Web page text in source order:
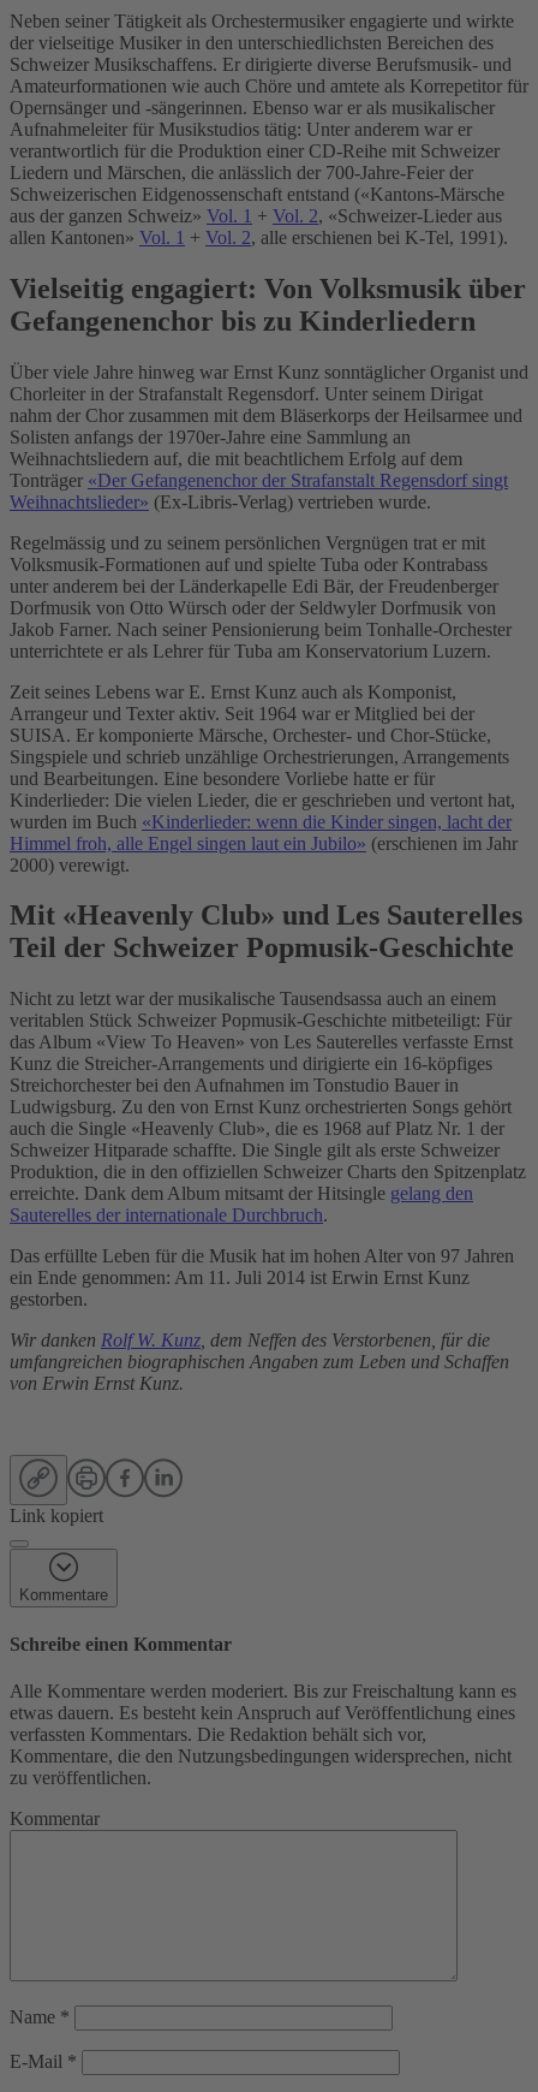
Neben seiner Tätigkeit als Orchestermusiker engagierte und wirkte
der vielseitige Musiker in den unterschiedlichsten Bereichen des
Schweizer Musikschaffens. Er dirigierte diverse Berufsmusik- und
Amateurformationen wie auch Chöre und amtete als Korrepetitor für
Opernsänger und -sängerinnen. Ebenso war er als musikalischer
Aufnahmeleiter für Musikstudios tätig: Unter anderem war er
verantwortlich für die Produktion einer CD-Reihe mit Schweizer
Liedern und Märschen, die anlässlich der 700-Jahre-Feier der
Schweizerischen Eidgenossenschaft entstand («Kantons-Märsche
aus der ganzen Schweiz» Vol. 1 + Vol. 2, «Schweizer-Lieder aus
allen Kantonen» Vol. 1 + Vol. 2, alle erschienen bei K-Tel, 1991).
Vielseitig engagiert: Von Volksmusik über
Gefangenenchor bis zu Kinderliedern
Über viele Jahre hinweg war Ernst Kunz sonntäglicher Organist und
Chorleiter in der Strafanstalt Regensdorf. Unter seinem Dirigat
nahm der Chor zusammen mit dem Bläserkorps der Heilsarmee und
Solisten anfangs der 1970er-Jahre eine Sammlung an
Weihnachtsliedern auf, die mit beachtlichem Erfolg auf dem
Tonträger «Der Gefangenenchor der Strafanstalt Regensdorf singt
Weihnachtslieder» (Ex-Libris-Verlag) vertrieben wurde.
Regelmässig und zu seinem persönlichen Vergnügen trat er mit
Volksmusik-Formationen auf und spielte Tuba oder Kontrabass
unter anderem bei der Länderkapelle Edi Bär, der Freudenberger
Dorfmusik von Otto Würsch oder der Seldwyler Dorfmusik von
Jakob Farner. Nach seiner Pensionierung beim Tonhalle-Orchester
unterrichtete er als Lehrer für Tuba am Konservatorium Luzern.
Zeit seines Lebens war E. Ernst Kunz auch als Komponist,
Arrangeur und Texter aktiv. Seit 1964 war er Mitglied bei der
SUISA. Er komponierte Märsche, Orchester- und Chor-Stücke,
Singspiele und schrieb unzählige Orchestrierungen, Arrangements
und Bearbeitungen. Eine besondere Vorliebe hatte er für
Kinderlieder: Die vielen Lieder, die er geschrieben und vertont hat,
wurden im Buch «Kinderlieder: wenn die Kinder singen, lacht der
Himmel froh, alle Engel singen laut ein Jubilo» (erschienen im Jahr
2000) verewigt.
Mit «Heavenly Club» und Les Sauterelles
Teil der Schweizer Popmusik-Geschichte
Nicht zu letzt war der musikalische Tausendsassa auch an einem
veritablen Stück Schweizer Popmusik-Geschichte mitbeteiligt: Für
das Album «View To Heaven» von Les Sauterelles verfasste Ernst
Kunz die Streicher-Arrangements und dirigierte ein 16-köpfiges
Streichorchester bei den Aufnahmen im Tonstudio Bauer in
Ludwigsburg. Zu den von Ernst Kunz orchestrierten Songs gehört
auch die Single «Heavenly Club», die es 1968 auf Platz Nr. 1 der
Schweizer Hitparade schaffte. Die Single gilt als erste Schweizer
Produktion, die in den offiziellen Schweizer Charts den Spitzenplatz
erreichte. Dank dem Album mitsamt der Hitsingle gelang den
Sauterelles der internationale Durchbruch.
Das erfüllte Leben für die Musik hat im hohen Alter von 97 Jahren
ein Ende genommen: Am 11. Juli 2014 ist Erwin Ernst Kunz
gestorben.
Wir danken Rolf W. Kunz , dem Neffen des Verstorbenen, für die
umfangreichen biographischen Angaben zum Leben und Schaffen
von Erwin Ernst Kunz.
Link kopiert
Kommentare
Schreibe einen Kommentar
Alle Kommentare werden moderiert. Bis zur Freischaltung kann es
etwas dauern. Es besteht kein Anspruch auf Veröffentlichung eines
verfassten Kommentars. Die Redaktion behält sich vor,
Kommentare, die den Nutzungsbedingungen widersprechen, nicht
zu veröffentlichen.
Kommentar
Name *
E-Mail *